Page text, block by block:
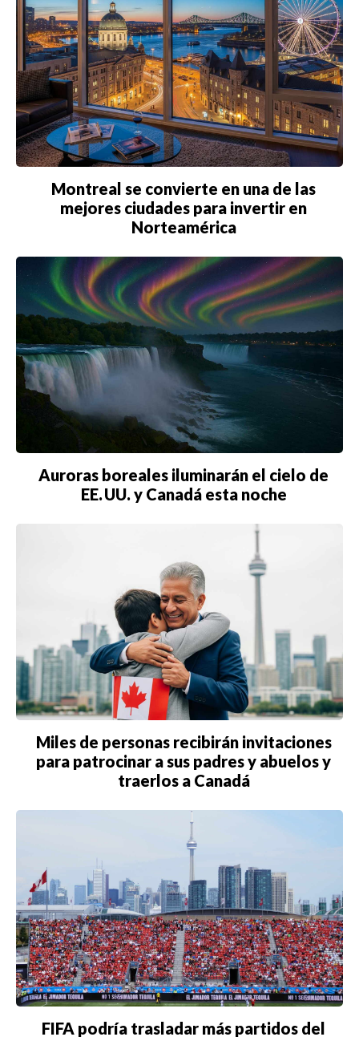
Montreal se convierte en una de las
mejores ciudades para invertir en
Norteamérica
Auroras boreales iluminarán el cielo de
EE. UU. y Canadá esta noche
Miles de personas recibirán invitaciones
para patrocinar a sus padres y abuelos y
traerlos a Canadá
FIFA podría trasladar más partidos del